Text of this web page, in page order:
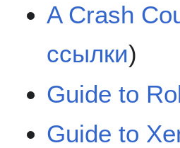
A Crash
ссылки)
Guide to
Guide to